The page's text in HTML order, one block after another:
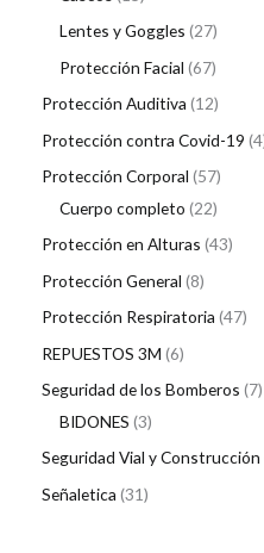
Lentes y Goggles 27
Protección Facial 67
Protección Auditiva 12
Protección contra Covid-19 4
Protección Corporal 57
Cuerpo completo 22
Protección en Alturas 43
Protección General 8
Protección Respiratoria 47
REPUESTOS 3M 6
Seguridad de los Bomberos 7
BIDONES 3
Seguridad Vial y Construcción
Señaletica 31